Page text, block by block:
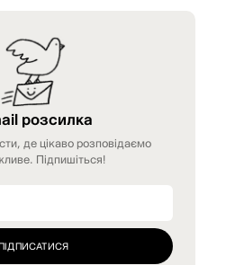
розсилка
де цікаво розповідаємо
Підпишіться!